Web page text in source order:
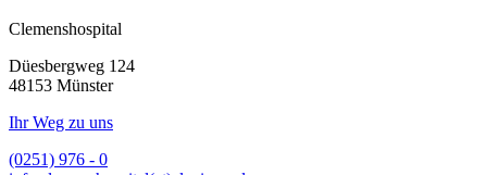
Clemenshospital
Düesbergweg 124
48153 Münster
Ihr Weg zu uns
(0251) 976 - 0